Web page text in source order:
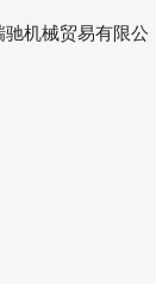
驰机械贸易有限公